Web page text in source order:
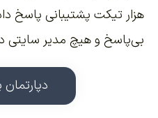
هزار تیکت پشتیبانی پاسخ
بی‌پاسخ و هیچ مدیر سایتی در